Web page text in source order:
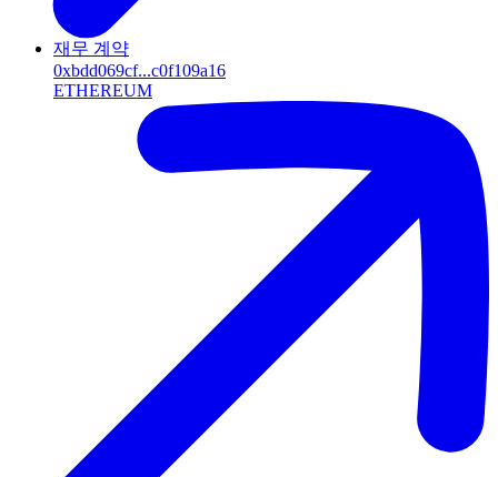
재무 계약
0xbdd069cf...c0f109a16
ETHEREUM